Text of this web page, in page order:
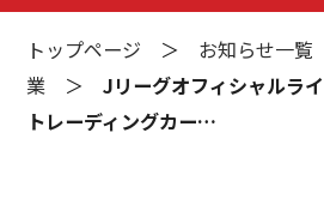
トップページ ＞ お知らせ一覧
業 ＞Jリーグオフィシャルラ
トレーディングカー…